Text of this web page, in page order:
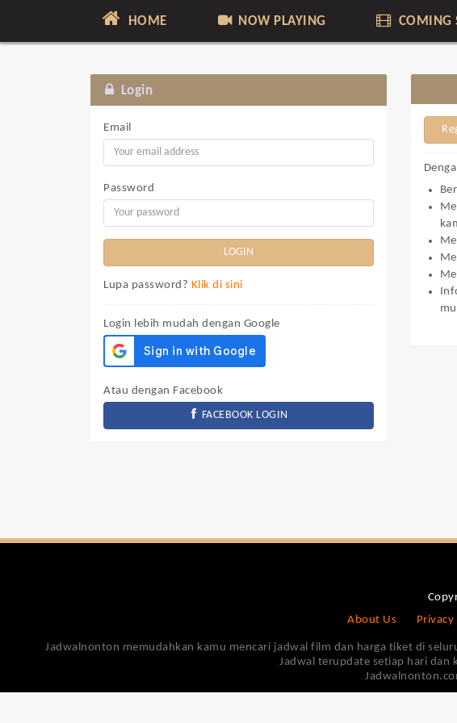
HOME NOW PLAYING COMING
Login
Email
Password
Lupa password? Klik di sini
Login lebih mudah dengan Google
Atau dengan Facebook
FACEBOOK LOGIN
About Us
Privacy
Jadwalnonton memudahkan kamu mencari jadwal film dan harga tiket di
Jadwal terupdate setiap hari dan